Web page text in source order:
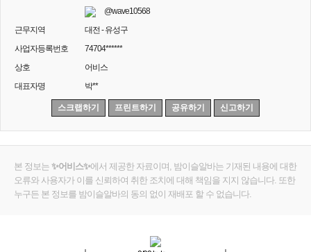
@wave10568
근무지역
대전 - 유성구
사업자등록번호
74704******
상호
어비스
대표자명
박**
스크랩하기 프린트하기 공유하기 신고하기
본 정보는 ✨어비스✨에서 제공한 자료이며, 밤이슬알바는 기재된 내용에 대한
오류와 사용자가 이를 신뢰하여 취한 조치에 대해 책임을 지지 않습니다. 또한
누구든 본 정보를 밤이슬알바의 동의 없이 재배포 할 수 없습니다.